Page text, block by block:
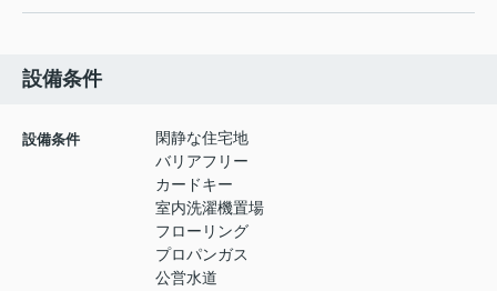
設備条件
設備条件
閑静な住宅地
バリアフリー
カードキー
室内洗濯機置場
フローリング
プロパンガス
公営水道